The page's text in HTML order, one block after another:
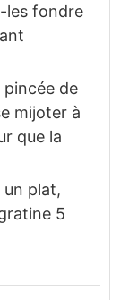
les fondre
pincée de
mijoter à
que la
plat,
5